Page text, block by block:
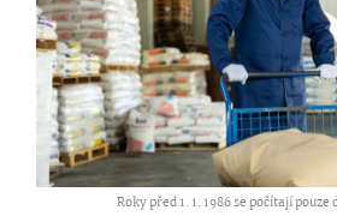
Roky před 1. 1. 1986 se počítají